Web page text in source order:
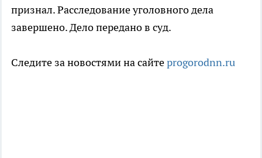
признал. Расследование уголовного дела
завершено. Дело передано в суд.
Следите за новостями на сайтеprogorodnn.ru